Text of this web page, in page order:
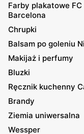
Farby plakatowe FC
Barcelona
Chrupki
Balsam po goleniu
Makijaż i perfumy
Bluzki
Ręcznik kuchenny
Brandy
Ziemia uniwersalna
Wessper